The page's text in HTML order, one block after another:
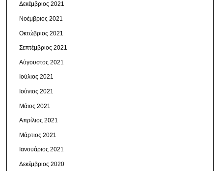
Δεκέμβριος 2021
Νοέμβριος 2021
Οκτώβριος 2021
Σεπτέμβριος 2021
Αύγουστος 2021
Ιούλιος 2021
Ιούνιος 2021
Μάιος 2021
Απρίλιος 2021
Μάρτιος 2021
Ιανουάριος 2021
Δεκέμβριος 2020